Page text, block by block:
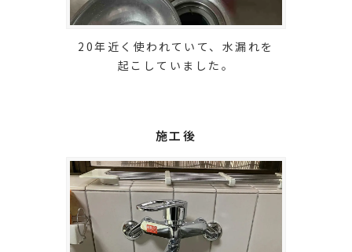
20年近く使われていて、水漏れを
起こしていました。
施工後